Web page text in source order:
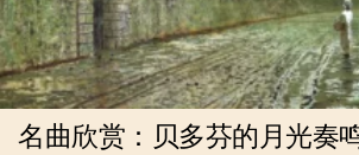
名曲欣赏：贝多芬的月光奏